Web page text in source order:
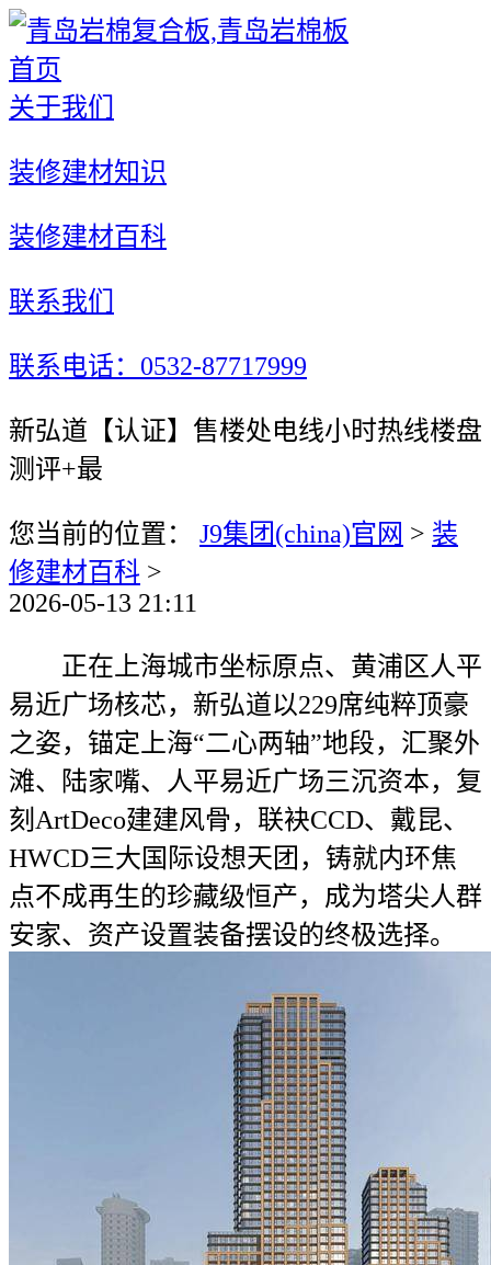
首页
关于我们
装修建材知识
装修建材百科
联系我们
联系电话：0532-87717999
新弘道【认证】售楼处电线小时热线楼盘
测评+最
您当前的位置： J9集团(china)官网 > 装
修建材百科 >
2026-05-13 21:11
正在上海城市坐标原点、黄浦区人平
易近广场核芯，新弘道以229席纯粹顶豪
之姿，锚定上海“二心两轴”地段，汇聚外
滩、陆家嘴、人平易近广场三沉资本，复
刻ArtDeco建建风骨，联袂CCD、戴昆、
HWCD三大国际设想天团，铸就内环焦
点不成再生的珍藏级恒产，成为塔尖人群
安家、资产设置装备摆设的终极选择。